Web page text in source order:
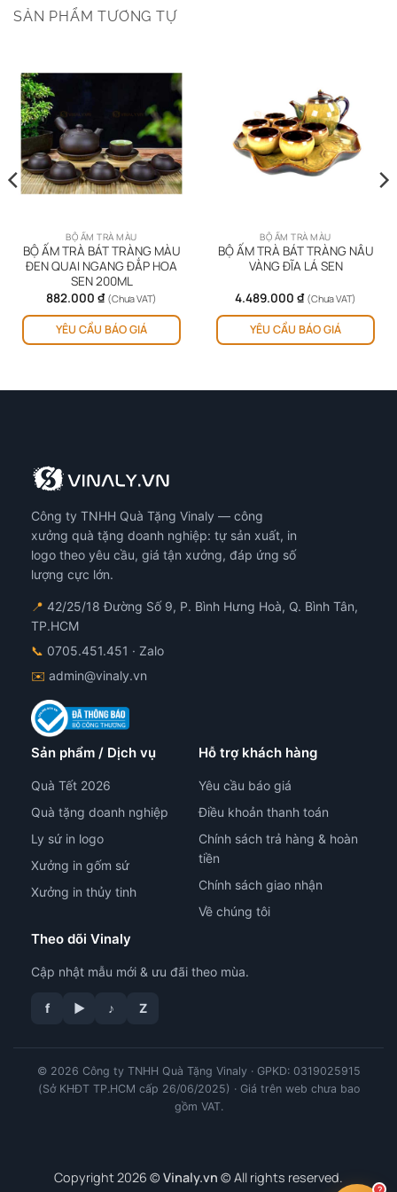
SẢN PHẨM TƯƠNG TỰ
BỘ ẤM TRÀ MÀU
BỘ ẤM TRÀ BÁT TRÀNG MÀU
ĐEN QUAI NGANG ĐẮP HOA
SEN 200ML
882.000 ₫ (Chưa VAT)
YÊU CẦU BÁO GIÁ
BỘ ẤM TRÀ MÀU
BỘ ẤM TRÀ BÁT TRÀNG NÂU
VÀNG ĐĨA LÁ SEN
4.489.000 ₫ (Chưa VAT)
YÊU CẦU BÁO GIÁ
Công ty TNHH Quà Tặng Vinaly — công
xưởng quà tặng doanh nghiệp: tự sản xuất, in
logo theo yêu cầu, giá tận xưởng, đáp ứng số
lượng cực lớn.
📍 42/25/18 Đường Số 9, P. Bình Hưng Hoà, Q. Bình Tân,
TP.HCM
📞 0705.451.451 · Zalo
✉️ admin@vinaly.vn
Sản phẩm / Dịch vụ
Quà Tết 2026
Quà tặng doanh nghiệp
Ly sứ in logo
Xưởng in gốm sứ
Xưởng in thủy tinh
Hỗ trợ khách hàng
Yêu cầu báo giá
Điều khoản thanh toán
Chính sách trả hàng & hoàn
tiền
Chính sách giao nhận
Về chúng tôi
Theo dõi Vinaly
Cập nhật mẫu mới & ưu đãi theo mùa.
f ▶ ♪ Z
© 2026 Công ty TNHH Quà Tặng Vinaly · GPKD: 0319025915
(Sở KHĐT TP.HCM cấp 26/06/2025) · Giá trên web chưa bao
gồm VAT.
Copyright 2026 © Vinaly.vn © All rights reserved.
tư vấn công nghệ in
?